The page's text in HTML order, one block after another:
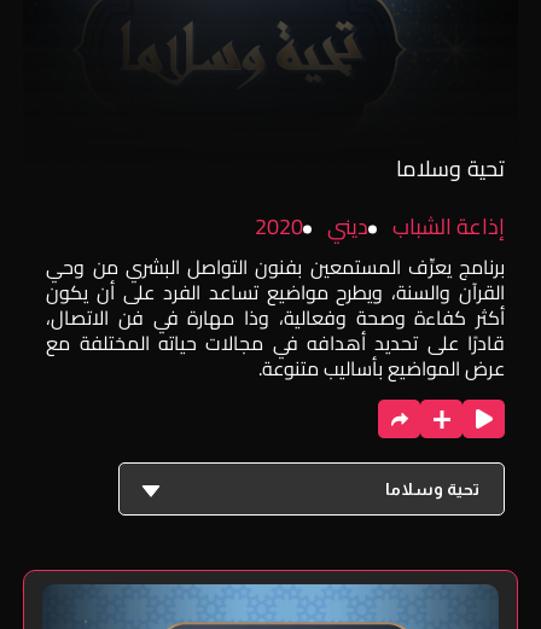
تحية وسلاما
إذاعة الشباب
ديني 2020
برنامج يعرِّف المستمعين بفنون التواصل البشري من وحي
القرآن والسنة، ويطرح مواضيع تساعد الفرد على أن يكون
أكثر كفاءة وصحة وفعالية، وذا مهارة في فن الاتصال،
قادرًا على تحديد أهدافه في مجالات حياته المختلفة مع
عرض المواضيع بأساليب متنوعة.
تحية وسلاما